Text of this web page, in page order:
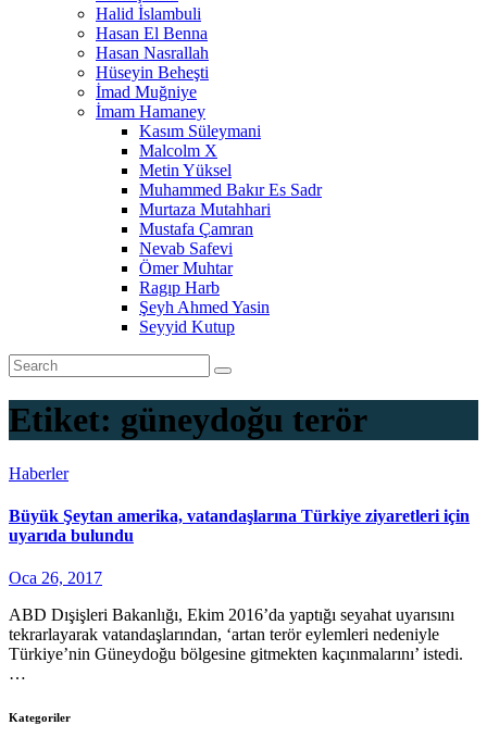
Halid İslambuli
Hasan El Benna
Hasan Nasrallah
Hüseyin Beheşti
İmad Muğniye
İmam Hamaney
Kasım Süleymani
Malcolm X
Metin Yüksel
Muhammed Bakır Es Sadr
Murtaza Mutahhari
Mustafa Çamran
Nevab Safevi
Ömer Muhtar
Ragıp Harb
Şeyh Ahmed Yasin
Seyyid Kutup
Etiket: güneydoğu terör
Haberler
Büyük Şeytan amerika, vatandaşlarına Türkiye ziyaretleri için
uyarıda bulundu
Oca 26, 2017
ABD Dışişleri Bakanlığı, Ekim 2016’da yaptığı seyahat uyarısını
tekrarlayarak vatandaşlarından, ‘artan terör eylemleri nedeniyle
Türkiye’nin Güneydoğu bölgesine gitmekten kaçınmalarını’ istedi.
…
Kategoriler